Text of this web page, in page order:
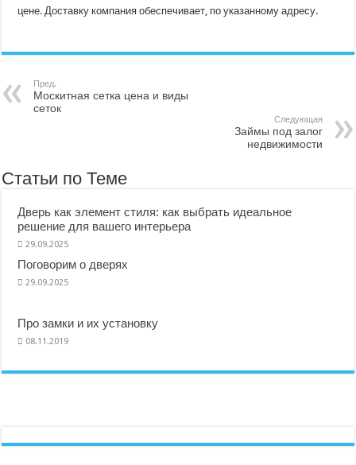
цене. Доставку компания обеспечивает, по указанному адресу.
Пред.
Москитная сетка цена и виды
сеток
Следующая
Займы под залог
недвижимости
Статьи по Теме
Дверь как элемент стиля: как выбрать идеальное
решение для вашего интерьера
29.09.2025
Поговорим о дверях
29.09.2025
Про замки и их установку
08.11.2019